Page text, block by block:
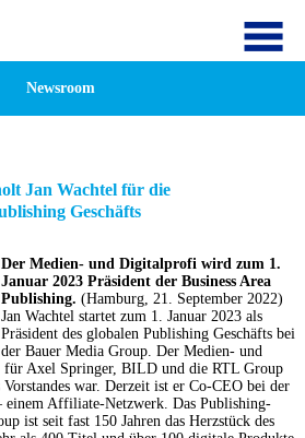
Newsroom
Jan Wachtel für die
Geschäfts
Der Medien- und Digitalprofi wird zum 1.
Januar 2023 Präsident der Business Area
Publishing. (Hamburg, 21. September 2022)
Jan Wachtel startet zum 1. Januar 2023 als
Präsident des globalen Publishing Geschäfts bei
der Bauer Media Group. Der Medien- und
für Axel Springer, BILD und die RTL Group
war. Derzeit ist er Co-CEO bei der
Affiliate-Netzwerk. Das Publishing-
ist seit fast 150 Jahren das Herzstück des